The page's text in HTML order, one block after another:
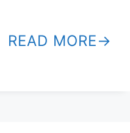
READ MORE